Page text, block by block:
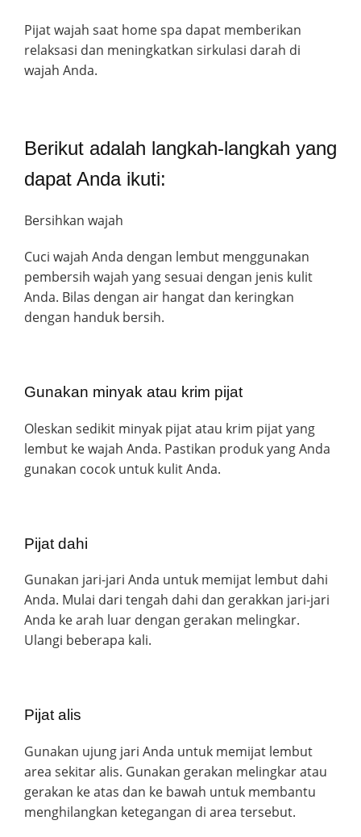
Pijat wajah saat home spa dapat memberikan
relaksasi dan meningkatkan sirkulasi darah di
wajah Anda.
Berikut adalah langkah-langkah yang
dapat Anda ikuti:
Bersihkan wajah
Cuci wajah Anda dengan lembut menggunakan
pembersih wajah yang sesuai dengan jenis kulit
Anda. Bilas dengan air hangat dan keringkan
dengan handuk bersih.
Gunakan minyak atau krim pijat
Oleskan sedikit minyak pijat atau krim pijat yang
lembut ke wajah Anda. Pastikan produk yang Anda
gunakan cocok untuk kulit Anda.
Pijat dahi
Gunakan jari-jari Anda untuk memijat lembut dahi
Anda. Mulai dari tengah dahi dan gerakkan jari-jari
Anda ke arah luar dengan gerakan melingkar.
Ulangi beberapa kali.
Pijat alis
Gunakan ujung jari Anda untuk memijat lembut
area sekitar alis. Gunakan gerakan melingkar atau
gerakan ke atas dan ke bawah untuk membantu
menghilangkan ketegangan di area tersebut.